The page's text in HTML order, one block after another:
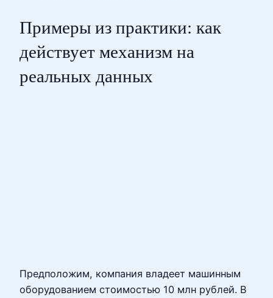
Примеры из практики: как
действует механизм на
реальных данных
Предположим, компания владеет машинным
оборудованием стоимостью 10 млн рублей. В